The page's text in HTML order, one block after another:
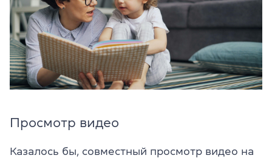
Просмотр видео
Казалось бы, совместный просмотр видео на